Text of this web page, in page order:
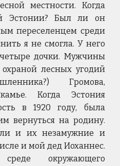
местности. Когда
Эстонии? Был ли он
переселенцем среди
я не смогла. У него
дочки. Мужчины
лесных угодий
Громова,
Когда Эстония
в 1920 году, была
вернуться на родину.
и их незамужние и
и мой дед Иоханнес.
окружающего